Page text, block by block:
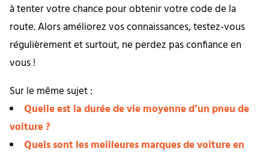
à tenter votre chance pour obtenir votre code de la
route. Alors améliorez vos connaissances, testez-vous
régulièrement et surtout, ne perdez pas confiance en
vous !
Sur le même sujet :
Quelle est la durée de vie moyenne d’un pneu de
voiture ?
Quels sont les meilleures marques de voiture en